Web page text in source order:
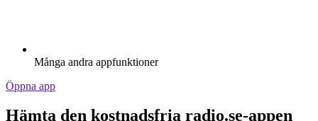
Många andra appfunktioner
Öppna app
Hämta den kostnadsfria radio.se-appen